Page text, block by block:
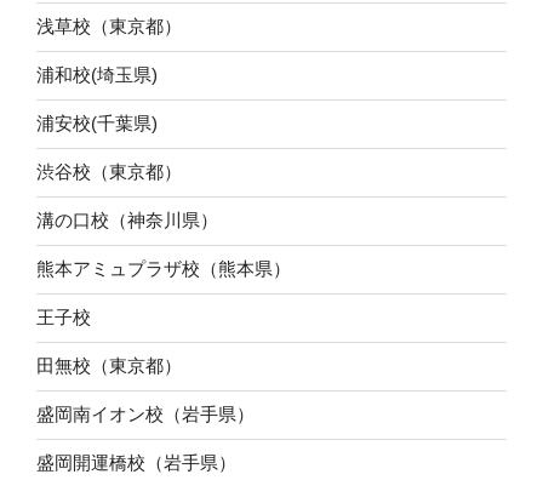
浅草校（東京都）
浦和校(埼玉県)
浦安校(千葉県)
渋谷校（東京都）
溝の口校（神奈川県）
熊本アミュプラザ校（熊本県）
王子校
田無校（東京都）
盛岡南イオン校（岩手県）
盛岡開運橋校（岩手県）